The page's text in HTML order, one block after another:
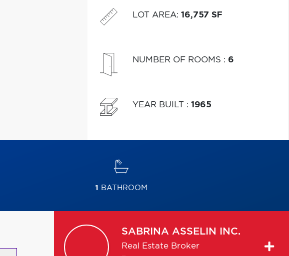
LOT AREA: 16,757 SF
NUMBER OF ROOMS : 6
YEAR BUILT : 1965
1 BATHROOM
SABRINA ASSELIN INC.
Real Estate Broker